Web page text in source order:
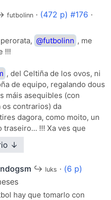
buestra mierda de mafia
en todas las cosas
los den.., y irse todos
pedazo de sinvergüenzas
mafios..s , vividores..s a
y trabajadora.., uhhh,
y seguramente que
🍀🍀🍀🤞🍷
futbolinn· (472 p) #176 ·
@futbolinn , me
!!!
, del Celtiña de los ovos, ni
de equipo, regalando dous
máis asequibles (con
contrarios) da
dagora, como moito, un
traseiro... !!! Xa ves que
Saude e sorte, amigo !!!
↓
↪ luks · (6 p)
hay que tomarlo con